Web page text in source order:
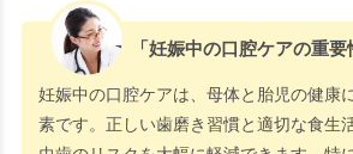
「妊娠中の口腔ケアの重要
妊娠中の口腔ケアは、母体と胎児の健康
素です。正しい歯磨き習慣と適切な食生